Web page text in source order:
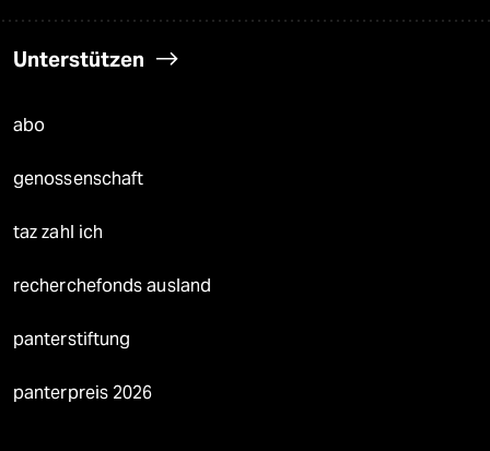
Unterstützen
abo
genossenschaft
taz zahl ich
recherchefonds ausland
panterstiftung
panterpreis 2026